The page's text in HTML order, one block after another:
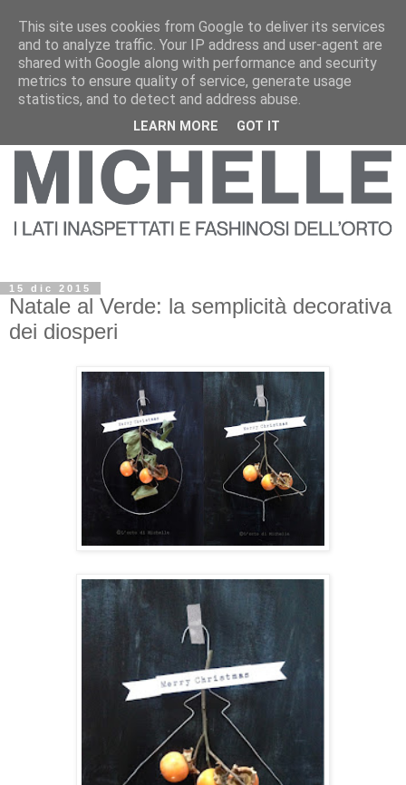
15 dic 2015
Natale al Verde: la semplicità decorativa
dei diosperi
This site uses cookies from Google to deliver its services
and to analyze traffic. Your IP address and user-agent are
shared with Google along with performance and security
metrics to ensure quality of service, generate usage
statistics, and to detect and address abuse.
LEARN MORE GOT IT